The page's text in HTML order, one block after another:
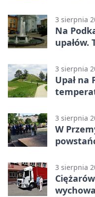
3 sierpnia
Na
upałów.
3 sierpnia
Upał na
3 sierpnia
W
3 sierpnia